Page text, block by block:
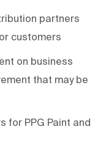
partners
customers
on business
that may be
for PPG Paint and